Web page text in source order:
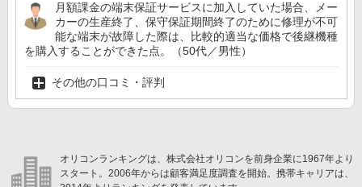
月額課金の端末保証サービスに加入していた場合、メー
カーの生産終了、保守保証期間終了のために修理が不可
能な端末が故障した際は、比較的適当な価格で後継機種
を購入することができた点。（50代／男性）
その他の口コミ・評判
オリコンランキングは、株式会社オリコンを前身企業に1967年より
スタート。2006年からは顧客満足度調査を開始。携帯キャリアは、